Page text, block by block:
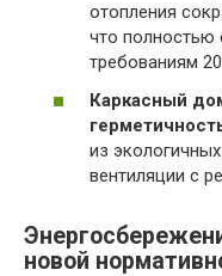
отопления
что полностью
требованиям
Каркасный
из
вентиляции с
новой